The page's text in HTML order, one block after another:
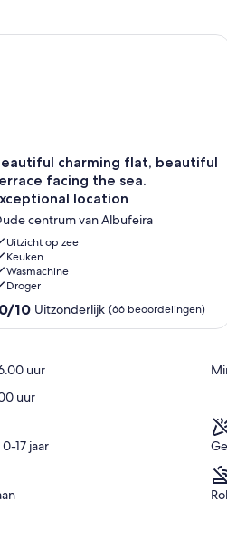
Algarve, Albufeira
charming flat, beautiful
facing the sea.
location
centrum van Albufeira
Uitzicht op zee
Keuken
Wasmachine
Droger
10 Uitzonderlijk (66 beoordelingen)
charming flat, beautiful
uur
uur
17 jaar